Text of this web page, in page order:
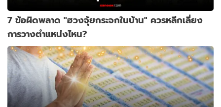
7 ข้อผิดพลาด "ฮวงจุ้ยกระจกในบ้าน" ควรหลีกเลี่ยง
การวางตำแหน่งไหน?